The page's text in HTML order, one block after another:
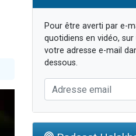
Pour être averti par e-
quotidiens en vidéo,
votre adresse e-mail
dessous.